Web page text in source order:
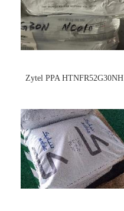
Zytel PPA HTNFR52G30NH